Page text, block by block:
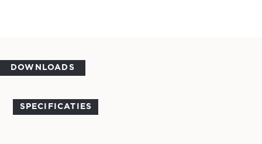
DOWNLOADS
SPECIFICATIES